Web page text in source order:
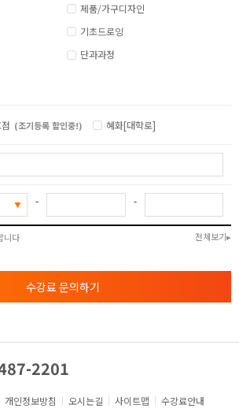
제품/가구디자인
기초드로잉
단과과정
(조기등록 할인중!) 혜화[대학로]
- -
니다 전체보기
수강료 문의하기
2201
개인정보방침 오시는길 사이트맵 수강료안내